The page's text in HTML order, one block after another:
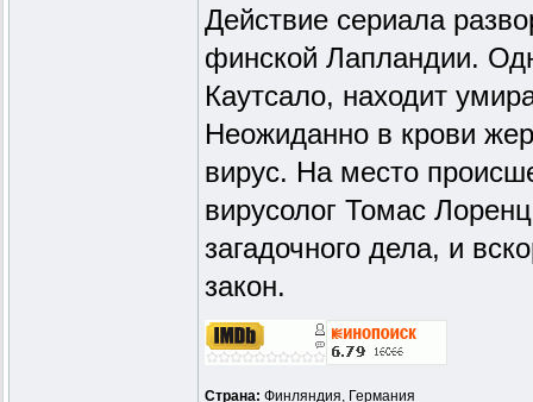
Действие сериала
финской Лапландии.
Каутсало, находит
Неожиданно в крови
вирус. На место
вирусолог Томас
загадочного дела, и
закон.
Страна: Финляндия, Германия